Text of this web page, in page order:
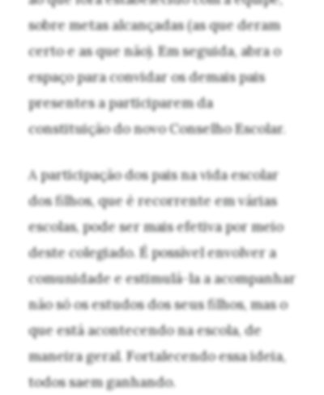
sobre metas alcançadas (as que deram
certo e as que não). Em seguida, abra o
espaço para convidar os demais pais
presentes a participarem da
constituição do novo Conselho Escolar.
A participação dos pais na vida escolar
dos filhos, que é recorrente em várias
escolas, pode ser mais efetiva por meio
deste colegiado. É possível envolver a
comunidade e estimulá-la a acompanhar
não só os estudos dos seus filhos, mas o
que está acontecendo na escola, de
maneira geral. Fortalecendo essa ideia,
todos saem ganhando.